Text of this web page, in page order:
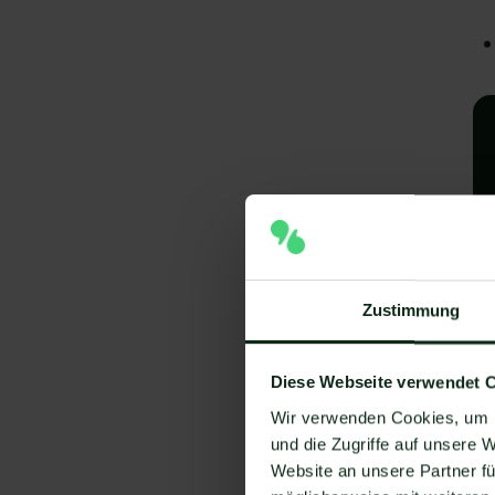
Zustimmung
Diese Webseite verwendet
Wir verwenden Cookies,
und die Zugriffe auf unsere
Website an unsere Partner